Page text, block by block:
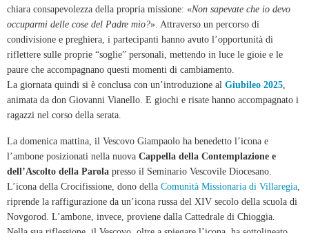
chiara consapevolezza della propria missione: «Non sapevate che io devo
occuparmi delle cose del Padre mio?». Attraverso un percorso di
condivisione e preghiera, i partecipanti hanno avuto l’opportunità di
riflettere sulle proprie “soglie” personali, mettendo in luce le gioie e le
paure che accompagnano questi momenti di cambiamento.
La giornata quindi si è conclusa con un’introduzione al Giubileo 2025
animata da don Giovanni Vianello. E giochi e risate hanno accompagnato i
ragazzi nel corso della serata.
La domenica mattina, il Vescovo Giampaolo ha benedetto l’icona e
l’ambone posizionati nella nuova Cappella della Contemplazione e
dell’Ascolto della Parola presso il Seminario Vescovile Diocesano.
L’icona della Crocifissione, dono della Comunità Missionaria di Villaregia
riprende la raffigurazione da un’icona russa del XIV secolo della scuola di
Novgorod. L’ambone, invece, proviene dalla Cattedrale di Chioggia.